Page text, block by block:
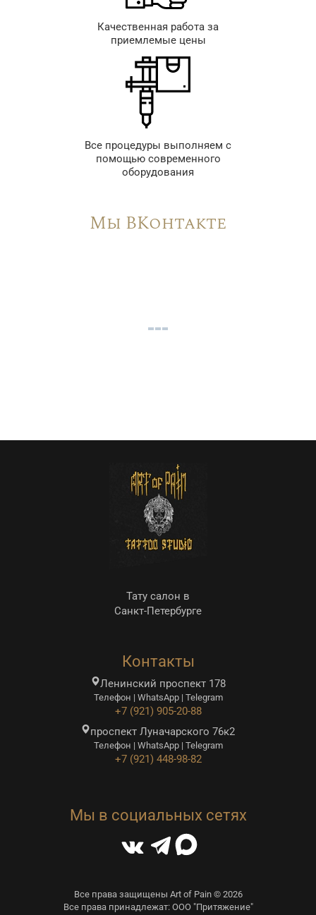
Качественная работа за
приемлемые цены
Все процедуры выполняем с
помощью современного
оборудования
Мы ВКонтакте
Тату салон в
Санкт-Петербурге
Контакты
Ленинский проспект 178
Телефон | WhatsApp | Telegram
+7 (921) 905-20-88
проспект Луначарского 76к2
Телефон | WhatsApp | Telegram
+7 (921) 448-98-82
Мы в социальных сетях
Все права защищены Art of Pain © 2026
Все права принадлежат: ООО "Притяжение"